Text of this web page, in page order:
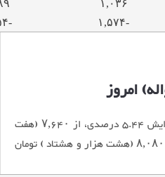
۱,۰۳۶
-۱,۵۷۴ -۴.۵۴
امروز
درهم امارات (حواله) امروز با افزایش ۵.۴۴ درصدی، از ۷,۶۴۰ (هفت
هزار و ششصد و چهل ) تومان به ۸,۰۸۰ (هشت هزار و هشتاد ) تومان